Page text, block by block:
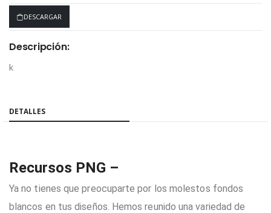
DESCARGAR
Descripción:
k
DETALLES
Recursos PNG –
Ya no tienes que preocuparte por los molestos fondos
blancos en tus diseños. Hemos reunido una variedad de